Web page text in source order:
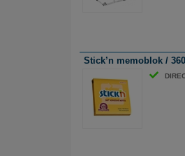
Stick’n memoblok /